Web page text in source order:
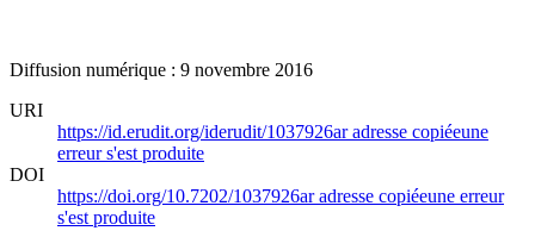
Diffusion numérique : 9 novembre 2016
URI
https://id.erudit.org/iderudit/1037926aradresse copiéeune
erreur s'est produite
DOI
https://doi.org/10.7202/1037926aradresse copiéeune erreur
s'est produite